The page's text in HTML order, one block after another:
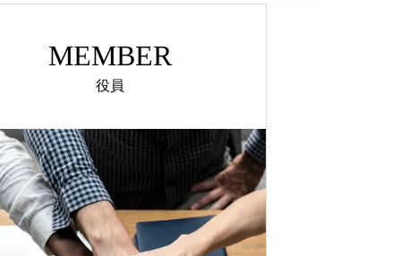
MEMBER
役員